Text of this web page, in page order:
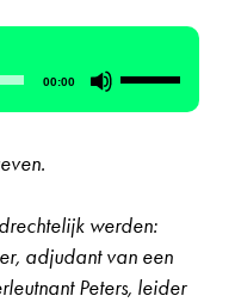
00:00
Gebruik
Omhoog/
volume
te
verhogen
werden:
adjudant van een
Peters, leider